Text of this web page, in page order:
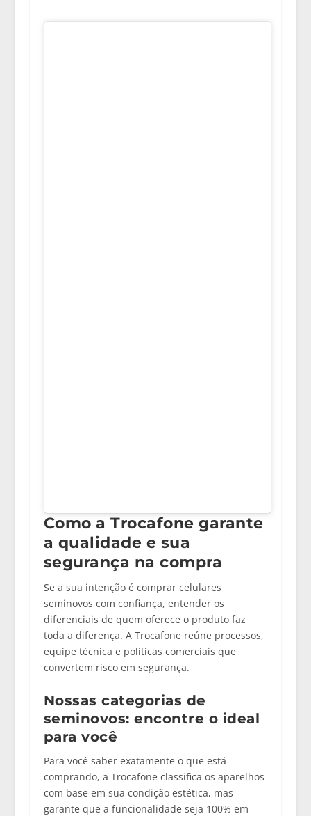
Como a Trocafone garante
a qualidade e sua
segurança na compra
Se a sua intenção é comprar celulares
seminovos com confiança, entender os
diferenciais de quem oferece o produto faz
toda a diferença. A Trocafone reúne processos,
equipe técnica e políticas comerciais que
convertem risco em segurança.
Nossas categorias de
seminovos: encontre o ideal
para você
Para você saber exatamente o que está
comprando, a Trocafone classifica os aparelhos
com base em sua condição estética, mas
garante que a funcionalidade seja 100% em